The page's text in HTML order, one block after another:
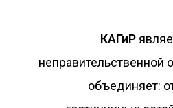
КАГиР
неправительственной
объединяет: